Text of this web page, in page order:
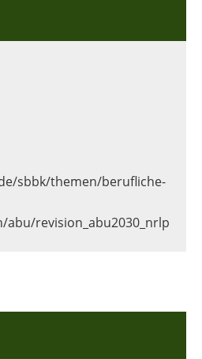
sbbk/themen/berufliche-
abu/revision_abu2030_nrlp